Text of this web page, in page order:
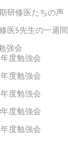
研修医たちの声
医S先生の一週間
強会
度勉強会
度勉強会
度勉強会
度勉強会
度勉強会